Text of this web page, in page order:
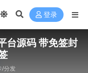
登录
台源码 带免签封
/分发